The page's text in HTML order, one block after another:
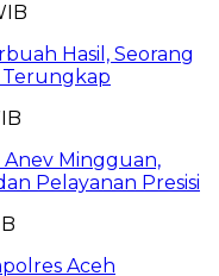
Hasil, Seorang
Terungkap
Anev Mingguan,
Pelayanan Presisi
Aceh